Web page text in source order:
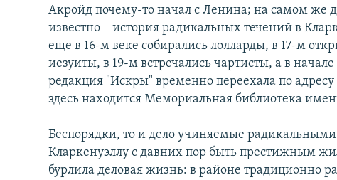
Акройд почему-то начал с Ленина; на самом же
известно – история радикальных течений в
еще в 16-м веке собирались лолларды, в 17-м
иезуиты, в 19-м встречались чартисты, а в
редакция "Искры" временно переехала по
здесь находится Мемориальная библиотека
Беспорядки, то и дело учиняемые
Кларкенуэллу с давних пор быть престижным
бурлила деловая жизнь: в районе традиционно